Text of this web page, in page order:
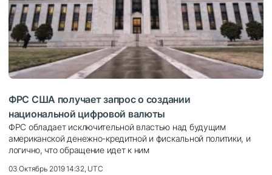
ФРС США получает запрос о создании
национальной цифровой валюты
ФРС обладает исключительной властью над будущим
американской денежно-кредитной и фискальной политики, и
логично, что обращение идет к ним
03 Октябрь 2019 14:32, UTC